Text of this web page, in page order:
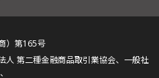
）第165号
人 第二種金融商品取引業協会、一般社